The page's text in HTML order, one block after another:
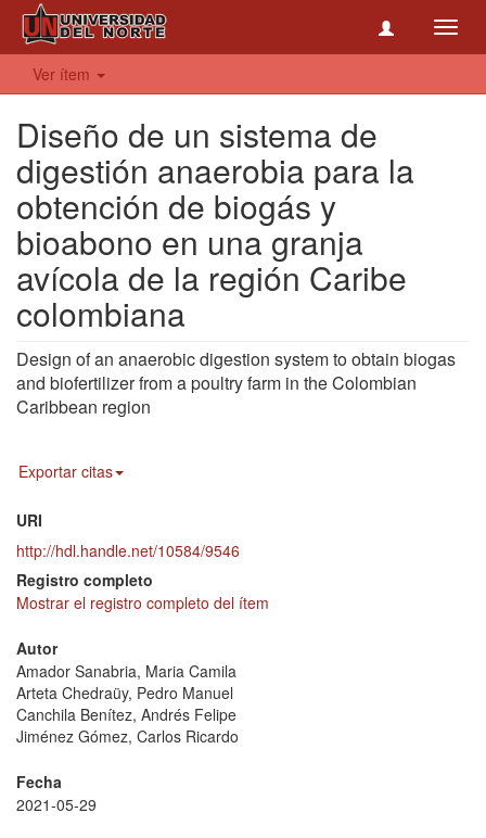
Ver ítem
Diseño de un sistema de
digestión anaerobia para la
obtención de biogás y
bioabono en una granja
avícola de la región Caribe
colombiana
Design of an anaerobic digestion system to obtain biogas
and biofertilizer from a poultry farm in the Colombian
Caribbean region
Exportar citas
URI
http://hdl.handle.net/10584/9546
Registro completo
Mostrar el registro completo del ítem
Autor
Amador Sanabria, Maria Camila
Arteta Chedraüy, Pedro Manuel
Canchila Benítez, Andrés Felipe
Jiménez Gómez, Carlos Ricardo
Fecha
2021-05-29